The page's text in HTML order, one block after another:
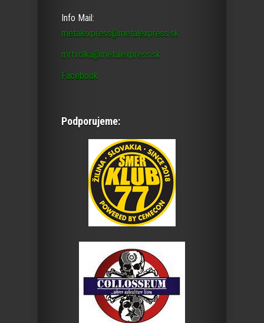
Info Mail:
metalexpress@metalexpress.sk
mrtvolka@metalexpress.sk
Facebook
Podporujeme: